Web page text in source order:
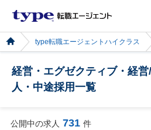
type転職エージェントハイクラス
経営・エグゼクティブ・経
人・中途採用一覧
公開中の求人 731 件